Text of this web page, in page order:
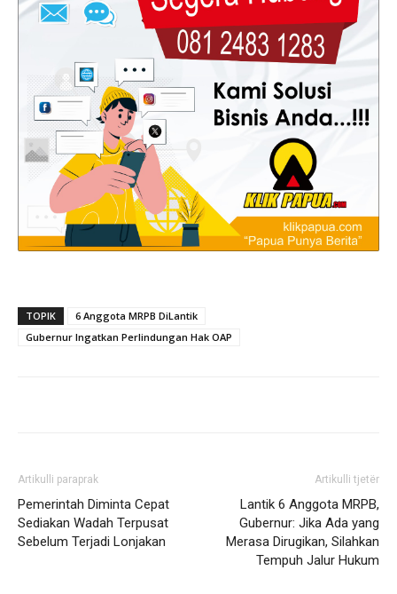
TOPIK
6 Anggota MRPB DiLantik
Gubernur Ingatkan Perlindungan Hak OAP
Artikulli paraprak
Pemerintah Diminta Cepat
Sediakan Wadah Terpusat
Sebelum Terjadi Lonjakan
Artikulli tjetër
Lantik 6 Anggota MRPB,
Gubernur: Jika Ada yang
Merasa Dirugikan, Silahkan
Tempuh Jalur Hukum